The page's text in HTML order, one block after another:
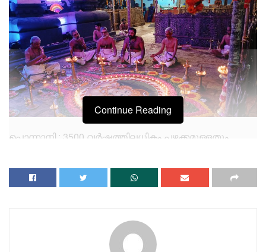
പൊന്നാനി : 3500 വർഷത്തിലധികം പഴക്കമുള്ളതും
ക്ഷേത്രവുമായ ശുകപുരം ശ്രീ ദക്ഷിണാമൂർത്തി
ക്ഷേത്രത്തിൽ 8 ദിവസം നീണ്ടു നിന്ന ഋഗ്വേദ
ശങ്കരൻ ഉണ്ണി നമ്പൂതിരിപ്പാടിന്റെയും വേദജ്ഞരായ
ബ്രഹ്മശ്രീ ചെറുമുക്ക് വൈദികൻ വല്ലഭൻ
Continue Reading